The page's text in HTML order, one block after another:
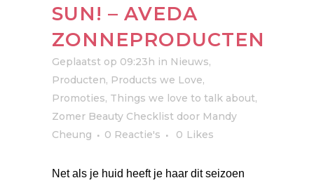
SUN! – AVEDA
ZONNEPRODUCTEN
Geplaatst op 09:23h in Nieuws,
Producten, Products we Love,
Promoties, Things we love to talk about,
Zomer Beauty Checklist door Mandy
Cheung
0 Reactie's 0 Likes
Net als je huid heeft je haar dit seizoen